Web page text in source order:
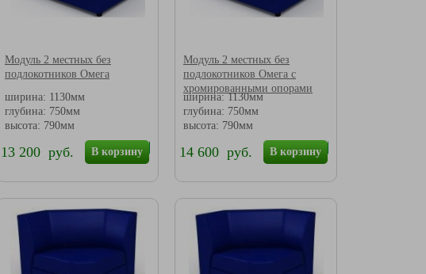
Модуль 2 местных без
подлокотников Омега
ширина: 1130мм
глубина: 750мм
высота: 790мм
В корзину
13 200 руб.
Модуль 2 местных без
подлокотников Омега с
хромированными опорами
ширина: 1130мм
глубина: 750мм
высота: 790мм
В корзину
14 600 руб.